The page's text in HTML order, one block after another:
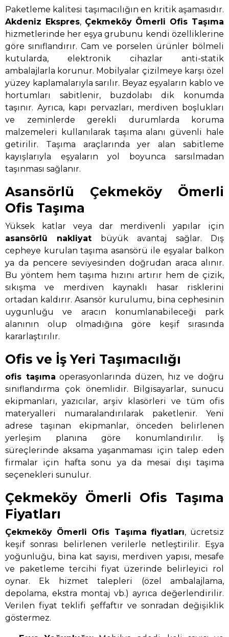
Paketleme kalitesi taşımacılığın en kritik aşamasıdır.
Akdeniz Ekspres, Çekmeköy Ömerli Ofis Taşıma
hizmetlerinde her eşya grubunu kendi özelliklerine
göre sınıflandırır. Cam ve porselen ürünler bölmeli
kutularda, elektronik cihazlar anti-statik
ambalajlarla korunur. Mobilyalar çizilmeye karşı özel
yüzey kaplamalarıyla sarılır. Beyaz eşyaların kablo ve
hortumları sabitlenir, buzdolabı dik konumda
taşınır. Ayrıca, kapı pervazları, merdiven boşlukları
ve zeminlerde gerekli durumlarda koruma
malzemeleri kullanılarak taşıma alanı güvenli hale
getirilir. Taşıma araçlarında yer alan sabitleme
kayışlarıyla eşyaların yol boyunca sarsılmadan
taşınması sağlanır.
Asansörlü Çekmeköy Ömerli
Ofis Taşıma
Yüksek katlar veya dar merdivenli yapılar için
asansörlü nakliyat büyük avantaj sağlar. Dış
cepheye kurulan taşıma asansörü ile eşyalar balkon
ya da pencere seviyesinden doğrudan araca alınır.
Bu yöntem hem taşıma hızını artırır hem de çizik,
sıkışma ve merdiven kaynaklı hasar risklerini
ortadan kaldırır. Asansör kurulumu, bina cephesinin
uygunluğu ve aracın konumlanabileceği park
alanının olup olmadığına göre keşif sırasında
kararlaştırılır.
Ofis ve İş Yeri Taşımacılığı
ofis taşıma operasyonlarında düzen, hız ve doğru
sınıflandırma çok önemlidir. Bilgisayarlar, sunucu
ekipmanları, yazıcılar, arşiv klasörleri ve tüm ofis
materyalleri numaralandırılarak paketlenir. Yeni
adrese taşınan ekipmanlar, önceden belirlenen
yerleşim planına göre konumlandırılır. İş
süreçlerinde aksama yaşanmaması için talep eden
firmalar için hafta sonu ya da mesai dışı taşıma
seçenekleri sunulur.
Çekmeköy Ömerli Ofis Taşıma
Fiyatları
Çekmeköy Ömerli Ofis Taşıma fiyatları, ücretsiz
keşif sonrası belirlenen verilerle netleştirilir. Eşya
yoğunluğu, bina kat sayısı, merdiven yapısı, mesafe
ve paketleme tercihi fiyat üzerinde belirleyici rol
oynar. Ek hizmet talepleri (özel ambalajlama,
depolama, ekstra montaj vb.) ayrıca değerlendirilir.
Verilen fiyat teklifi şeffaftır ve sonradan değişiklik
göstermez.